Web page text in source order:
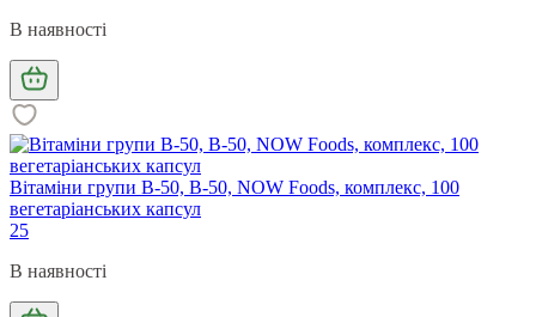
В наявності
Вітаміни групи В-50, B-50, NOW Foods, комплекс, 100
вегетаріанських капсул
25
В наявності